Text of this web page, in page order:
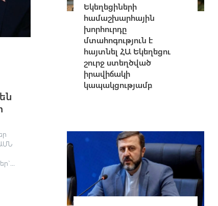
Եկեղեցիների
համաշխարհային
խորհուրդը
մտահոգություն է
հայտնել ՀԱ Եկեղեցու
շուրջ ստեղծված
իրավիճակի
կապակցությամբ